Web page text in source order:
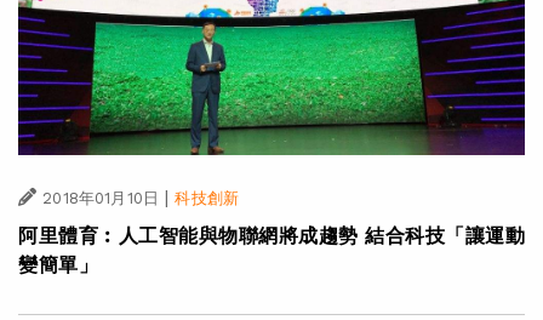
2018年01月10日 科技創新
阿里體育︰人工智能與物聯網將成趨勢 結合科技「讓運動
變簡單」